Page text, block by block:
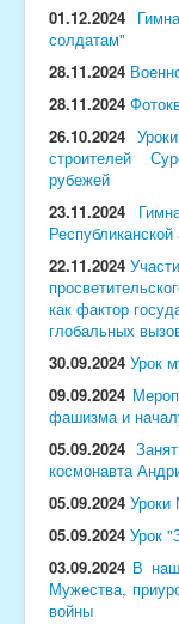
01.12.2024
солдатам"
28.11.2024
28.11.2024
26.10.2024
строителей
рубежей
23.11.2024
22.11.2024
как фактор
глобальных
30.09.2024 Урок
09.09.2024
фашизма и
05.09.2024
космонавта
05.09.2024
05.09.2024 Урок
03.09.2024 В
Мужества,
войны